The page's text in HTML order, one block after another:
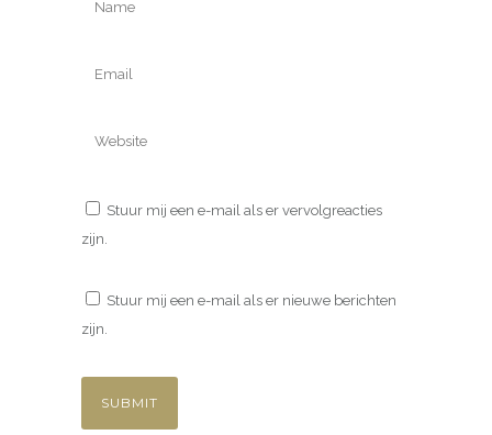
Stuur mij een e-mail als er vervolgreacties
zijn.
Stuur mij een e-mail als er nieuwe berichten
zijn.